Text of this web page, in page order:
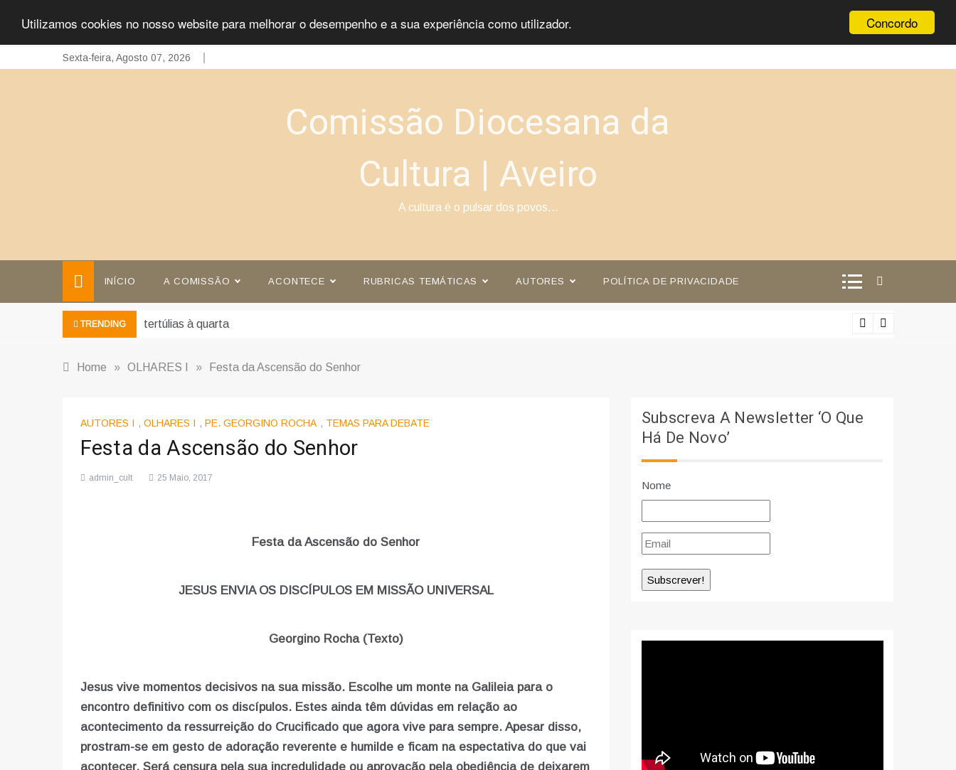
Concordo
Utilizamos cookies no nosso website para melhorar o desempenho e a sua experiência como utilizador.
to
Sexta-feira, Agosto 07, 2026
Comissão Diocesana da
Cultura | Aveiro
A cultura é o pulsar dos povos…
INÍCIO A COMISSÃO ACONTECE RUBRICAS TEMÁTICAS AUTORES POLÍTICA DE PRIVACIDADE
TRENDING tertúlias à quarta
Home » OLHARES I » Festa da Ascensão do Senhor
AUTORES I , OLHARES I , PE. GEORGINO ROCHA , TEMAS PARA DEBATE
Festa da Ascensão do Senhor
admin_cult 25 Maio, 2017
Festa da Ascensão do Senhor
JESUS ENVIA OS DISCÍPULOS EM MISSÃO UNIVERSAL
Georgino Rocha (Texto)
Jesus vive momentos decisivos na sua missão. Escolhe um monte na Galileia para o
encontro definitivo com os discípulos. Estes ainda têm dúvidas em relação ao
acontecimento da ressurreição do Crucificado que agora vive para sempre. Apesar disso,
prostram-se em gesto de adoração reverente e humilde e ficam na espectativa do que vai
acontecer. Será censura pela sua incredulidade ou aprovação pela obediência de deixarem
Subscreva A Newsletter ‘O Que
Há De Novo’
Nome